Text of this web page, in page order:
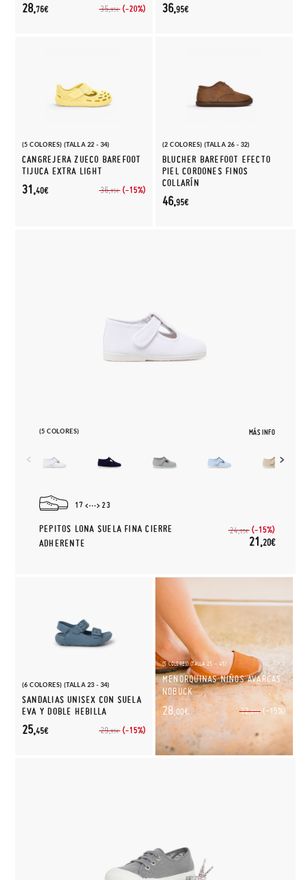
35,95€ (-20%)
28,76€ 36,95€
(5 COLORES) (TALLA 22 - 34)
CANGREJERA ZUECO BAREFOOT
TIJUCA EXTRA LIGHT
36,95€ (-15%)
31,40€
(2 COLORES) (TALLA 26 - 32)
BLUCHER BAREFOOT EFECTO
PIEL CORDONES FINOS
COLLARÍN
46,95€
(5 COLORES) MÁS INFO
17 23
PEPITOS LONA SUELA FINA CIERRE
ADHERENTE
24,95€ (-15%)
21,20€
(6 COLORES) (TALLA 23 - 34)
SANDALIAS UNISEX CON SUELA
EVA Y DOBLE HEBILLA
29,95€ (-15%)
25,45€
(5 COLORES) (TALLA 25 - 45)
MENORQUINAS NIÑOS AVARCAS
NOBUCK
32,95€ (-15%)
28,00€